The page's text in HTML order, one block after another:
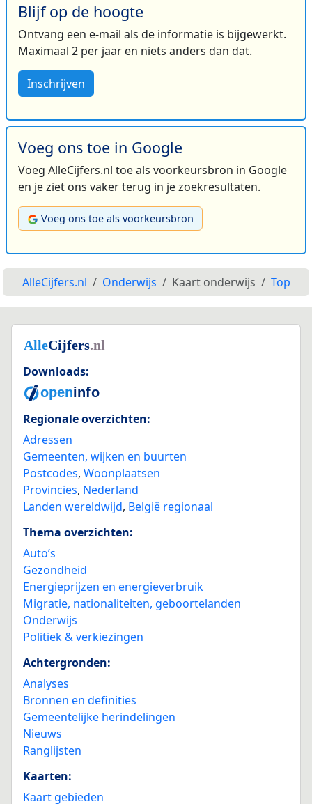
Blijf op de hoogte
Ontvang een e-mail als de informatie is bijgewerkt.
Maximaal 2 per jaar en niets anders dan dat.
Inschrijven
Voeg ons toe in Google
Voeg AlleCijfers.nl toe als voorkeursbron in Google
en je ziet ons vaker terug in je zoekresultaten.
Voeg ons toe als voorkeursbron
AlleCijfers.nl Onderwijs Kaart onderwijs Top
Downloads:
Regionale overzichten:
Adressen
Gemeenten, wijken en buurten
Postcodes, Woonplaatsen
Provincies, Nederland
Landen wereldwijd, België regionaal
Thema overzichten:
Auto’s
Gezondheid
Energieprijzen en energieverbruik
Migratie, nationaliteiten, geboortelanden
Onderwijs
Politiek & verkiezingen
Achtergronden:
Analyses
Bronnen en definities
Gemeentelijke herindelingen
Nieuws
Ranglijsten
Kaarten:
Kaart gebieden